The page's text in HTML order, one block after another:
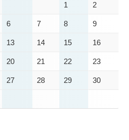
1 2
6 7 8 9
13 14 15 16
20 21 22 23
27 28 29 30